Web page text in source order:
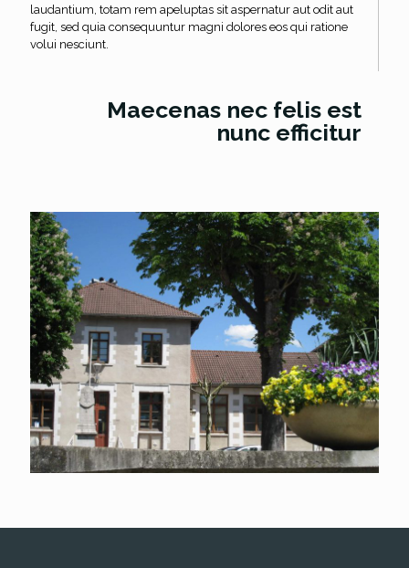
laudantium, totam rem apeluptas sit aspernatur aut odit aut
fugit, sed quia consequuntur magni dolores eos qui ratione
volui nesciunt.
Maecenas nec felis est
nunc efficitur